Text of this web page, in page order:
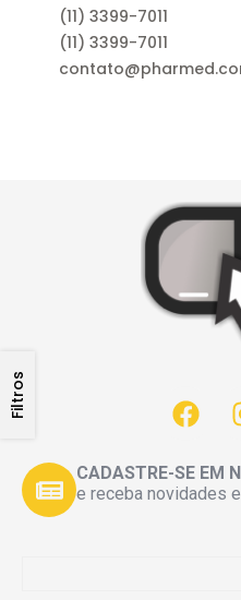
Filtros
(11) 3399-7011
(11) 3399-7011
CADASTRE-SE EM
e receba novidades